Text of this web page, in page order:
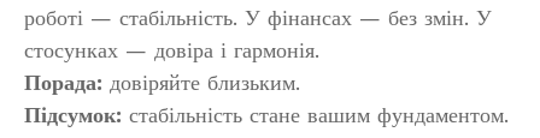
роботі — стабільність. У фінансах — без змін. У
стосунках — довіра і гармонія.
Порада: довіряйте близьким.
Підсумок: стабільність стане вашим фундаментом.